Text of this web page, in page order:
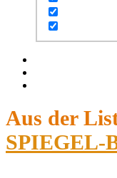
Aus der
SPIEGEL-